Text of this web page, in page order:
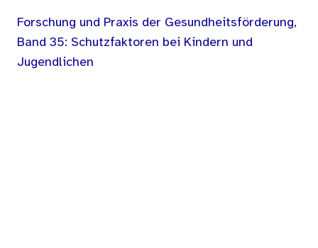
Forschung und Praxis der Gesundheitsförderung,
Band 35: Schutzfaktoren bei Kindern und
Jugendlichen